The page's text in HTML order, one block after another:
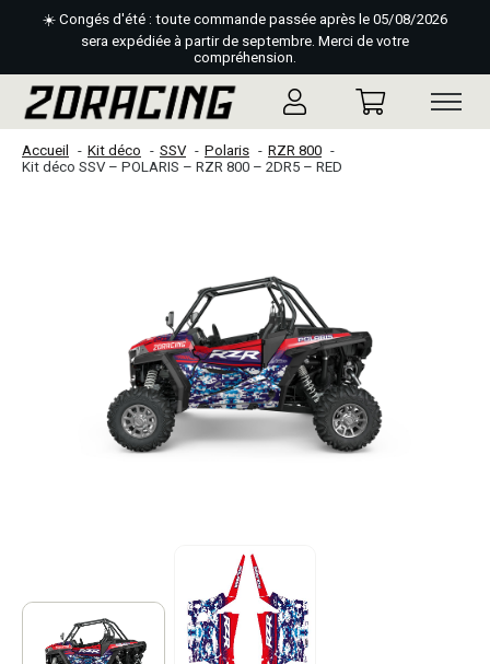
☀️ Congés d'été : toute commande passée après le 05/08/2026
sera expédiée à partir de septembre. Merci de votre
compréhension.
Accueil Kit déco SSV Polaris
RZR 800
Kit déco SSV – POLARIS – RZR 800 – 2DR5 – RED